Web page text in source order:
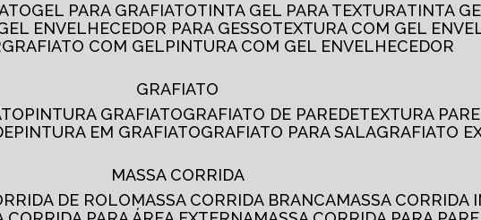
GEL PARA GRAFIATO TINTA GEL PARA TEXTURA
TINTA
GEL ENVELHECEDOR PARA GESSO
TEXTURA COM GEL
GRAFIATO COM GEL
PINTURA COM GEL ENVELHECEDOR
GRAFIATO
PINTURA GRAFIATO GRAFIATO DE PAREDE
TEXTURA
PINTURA EM GRAFIATO GRAFIATO PARA SALA
GRAFIATO
MASSA CORRIDA
DE ROLO MASSA CORRIDA BRANCA
MASSA